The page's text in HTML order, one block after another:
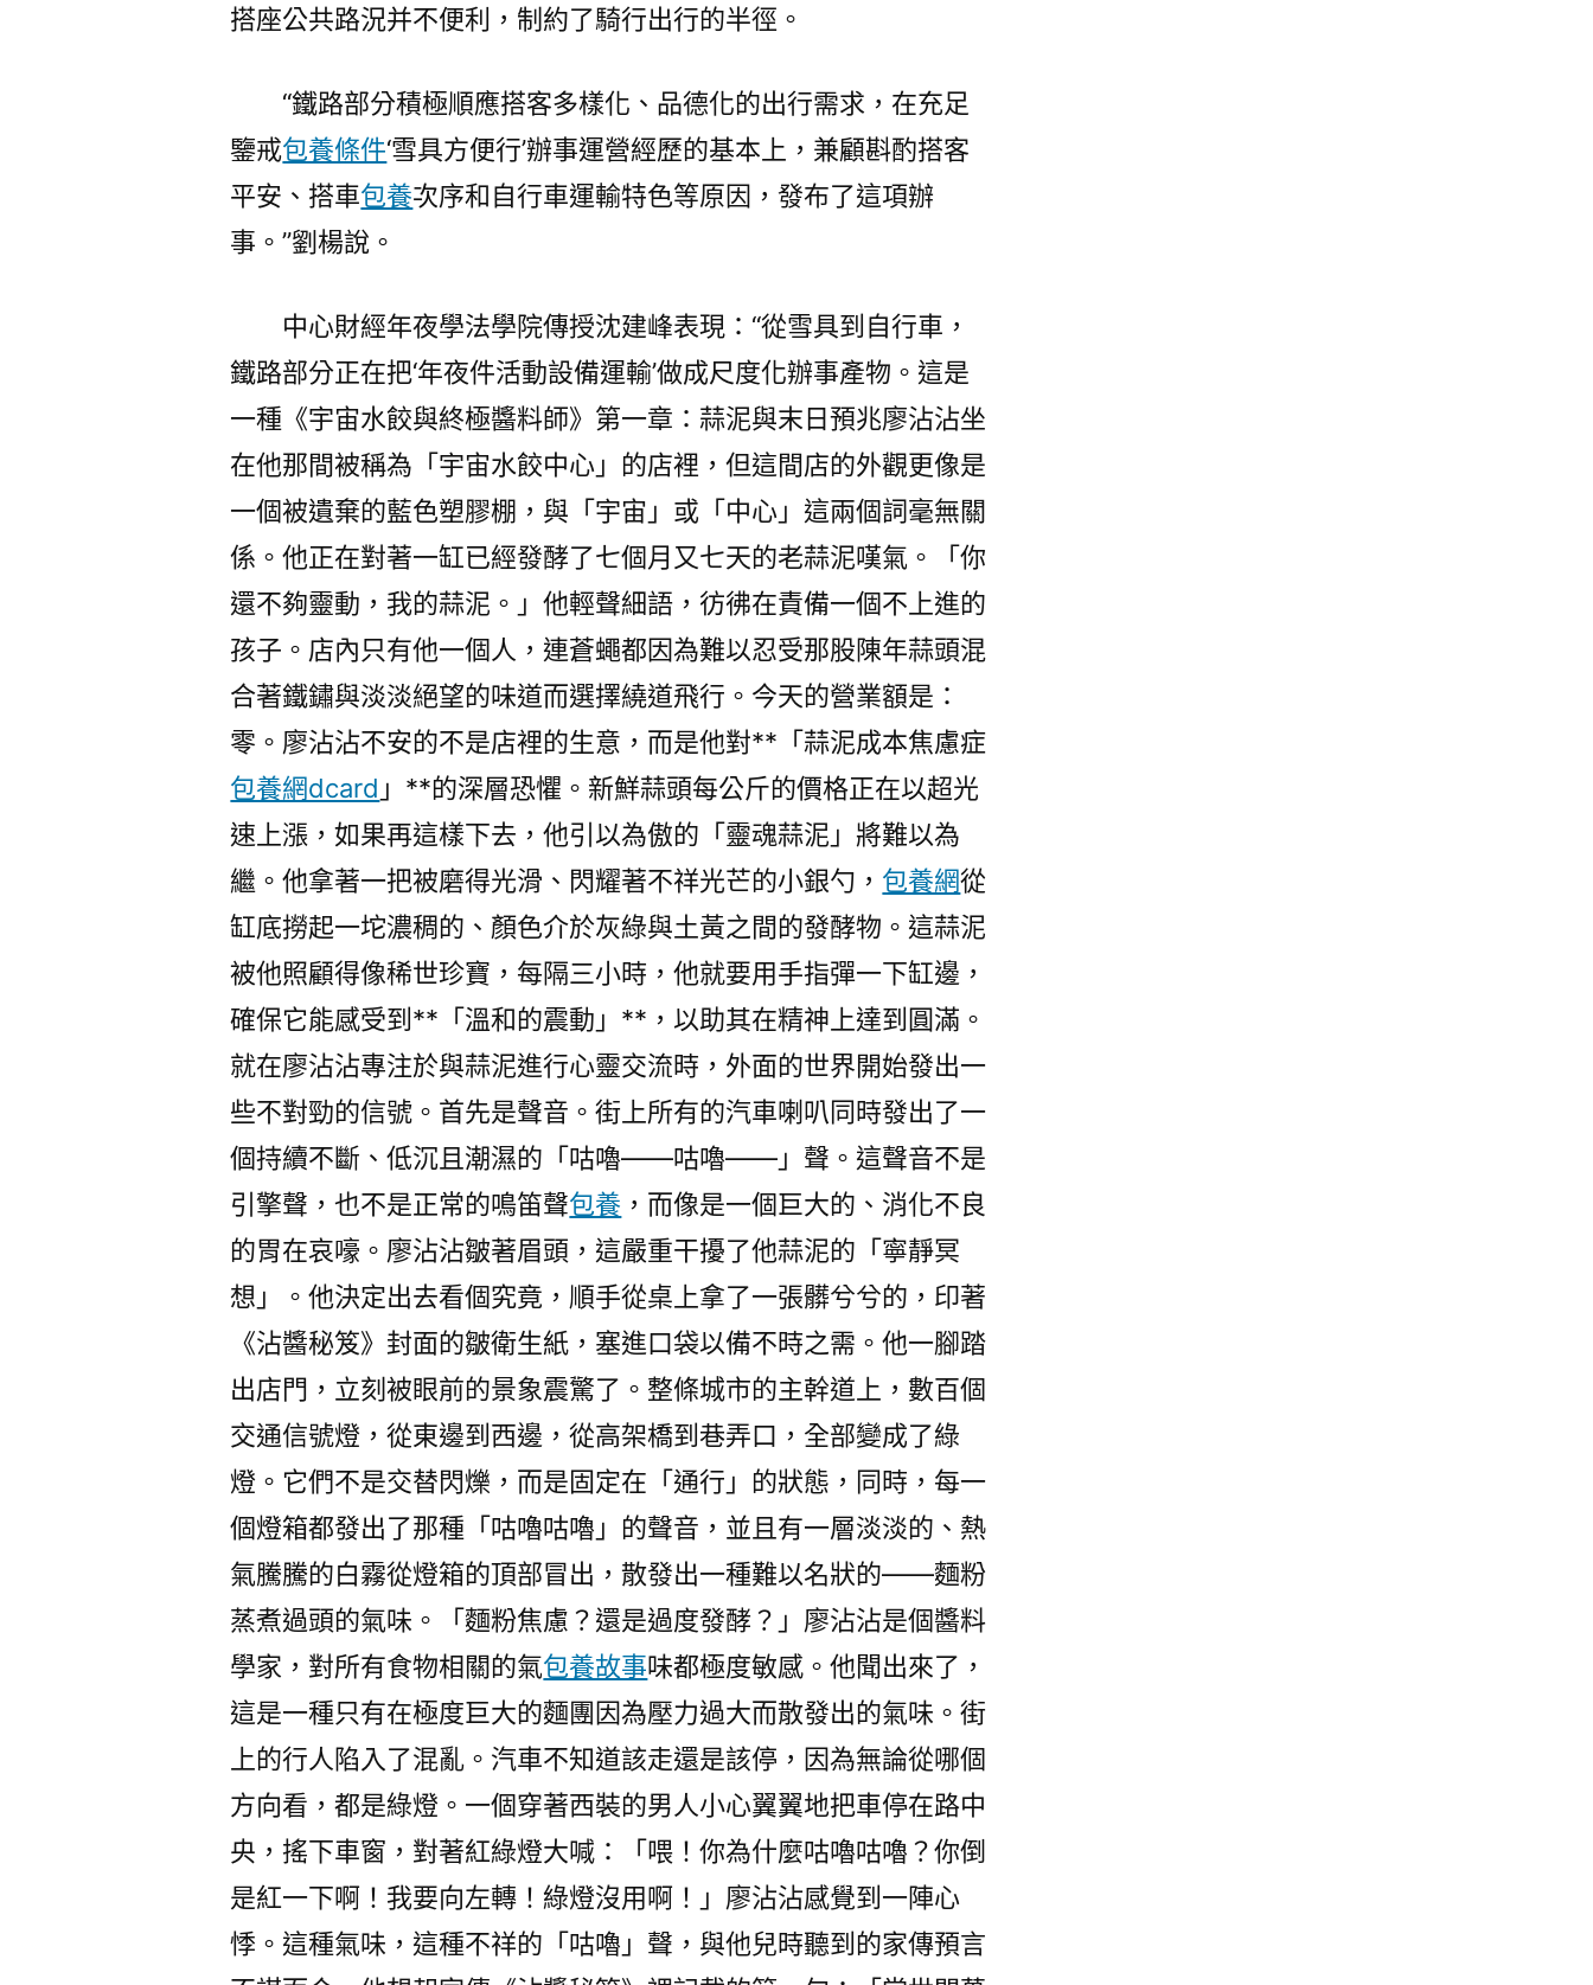
搭座公共路況并不便利，制約了騎行出行的半徑。
“鐵路部分積極順應搭客多樣化、品德化的出行需求，在充足
鑒戒包養條件‘雪具方便行’辦事運營經歷的基本上，兼顧斟酌搭客
平安、搭車包養次序和自行車運輸特色等原因，發布了這項辦
事。”劉楊說。
中心財經年夜學法學院傳授沈建峰表現：“從雪具到自行車，
鐵路部分正在把‘年夜件活動設備運輸’做成尺度化辦事產物。這是
一種《宇宙水餃與終極醬料師》第一章：蒜泥與末日預兆廖沾沾坐
在他那間被稱為「宇宙水餃中心」的店裡，但這間店的外觀更像是
一個被遺棄的藍色塑膠棚，與「宇宙」或「中心」這兩個詞毫無關
係。他正在對著一缸已經發酵了七個月又七天的老蒜泥嘆氣。「你
還不夠靈動，我的蒜泥。」他輕聲細語，彷彿在責備一個不上進的
孩子。店內只有他一個人，連蒼蠅都因為難以忍受那股陳年蒜頭混
合著鐵鏽與淡淡絕望的味道而選擇繞道飛行。今天的營業額是：
零。廖沾沾不安的不是店裡的生意，而是他對**「蒜泥成本焦慮症
包養網dcard 」**的深層恐懼。新鮮蒜頭每公斤的價格正在以超光
速上漲，如果再這樣下去，他引以為傲的「靈魂蒜泥」將難以為
繼。他拿著一把被磨得光滑、閃耀著不祥光芒的小銀勺， 包養網從
缸底撈起一坨濃稠的、顏色介於灰綠與土黃之間的發酵物。這蒜泥
被他照顧得像稀世珍寶，每隔三小時，他就要用手指彈一下缸邊，
確保它能感受到**「溫和的震動」**，以助其在精神上達到圓滿。
就在廖沾沾專注於與蒜泥進行心靈交流時，外面的世界開始發出一
些不對勁的信號。首先是聲音。街上所有的汽車喇叭同時發出了一
個持續不斷、低沉且潮濕的「咕嚕——咕嚕——」聲。這聲音不是
引擎聲，也不是正常的鳴笛聲包養 ，而像是一個巨大的、消化不良
的胃在哀嚎。廖沾沾皺著眉頭，這嚴重干擾了他蒜泥的「寧靜冥
想」。他決定出去看個究竟，順手從桌上拿了一張髒兮兮的，印著
《沾醬秘笈》封面的皺衛生紙，塞進口袋以備不時之需。他一腳踏
出店門，立刻被眼前的景象震驚了。整條城市的主幹道上，數百個
交通信號燈，從東邊到西邊，從高架橋到巷弄口，全部變成了綠
燈。它們不是交替閃爍，而是固定在「通行」的狀態，同時，每一
個燈箱都發出了那種「咕嚕咕嚕」的聲音，並且有一層淡淡的、熱
氣騰騰的白霧從燈箱的頂部冒出，散發出一種難以名狀的——麵粉
蒸煮過頭的氣味。「麵粉焦慮？還是過度發酵？」廖沾沾是個醬料
學家，對所有食物相關的氣包養故事味都極度敏感。他聞出來了，
這是一種只有在極度巨大的麵團因為壓力過大而散發出的氣味。街
上的行人陷入了混亂。汽車不知道該走還是該停，因為無論從哪個
方向看，都是綠燈。一個穿著西裝的男人小心翼翼地把車停在路中
央，搖下車窗，對著紅綠燈大喊：「喂！你為什麼咕嚕咕嚕？你倒
是紅一下啊！我要向左轉！綠燈沒用啊！」廖沾沾感覺到一陣心
悸。這種氣味，這種不祥的「咕嚕」聲，與他兒時聽到的家傳預言